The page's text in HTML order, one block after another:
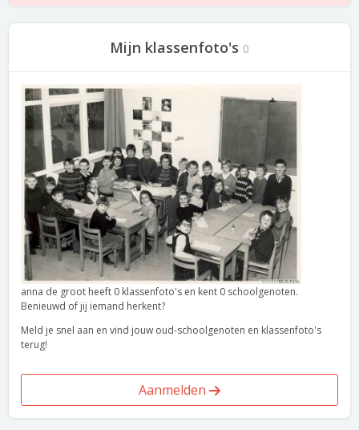
Mijn klassenfoto's 0
anna de groot heeft 0 klassenfoto's en kent 0 schoolgenoten.
Benieuwd of jij iemand herkent?
Meld je snel aan en vind jouw oud-schoolgenoten en klassenfoto's
terug!
Aanmelden